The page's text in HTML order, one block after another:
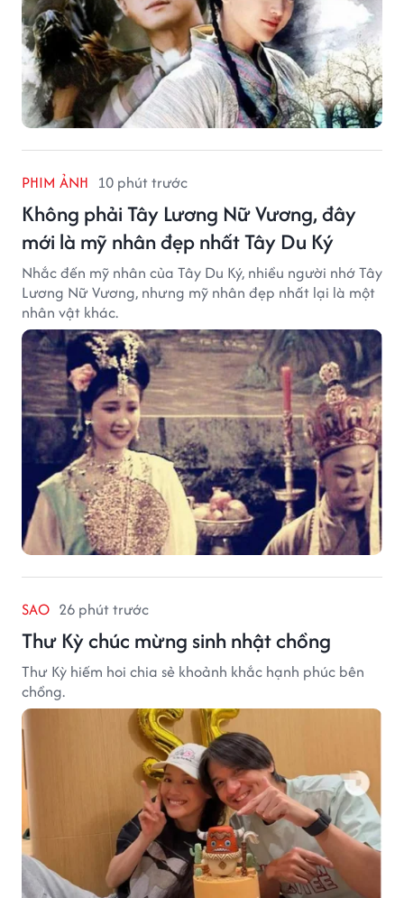
PHIM ẢNH 10 phút trước
Không phải Tây Lương Nữ Vương, đây
mới là mỹ nhân đẹp nhất Tây Du Ký
Nhắc đến mỹ nhân của Tây Du Ký, nhiều người nhớ Tây
Lương Nữ Vương, nhưng mỹ nhân đẹp nhất lại là một
nhân vật khác.
SAO 26 phút trước
Thư Kỳ chúc mừng sinh nhật chồng
Thư Kỳ hiếm hoi chia sẻ khoảnh khắc hạnh phúc bên
chồng.